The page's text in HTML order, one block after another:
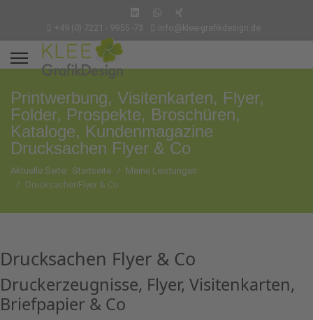
+49 (0) 7221 - 9955 -73 info@klee-grafikdesign.de
Printwerbung, Visitenkarten, Flyer,
Folder, Prospekte, Broschüren,
Kataloge, Kundenmagazine
Drucksachen Flyer & Co
Aktuelle Seite: Startseite
Meine Leistungen
DrucksachenFlyer & Co
Drucksachen Flyer & Co
Druckerzeugnisse, Flyer, Visitenkarten,
Briefpapier & Co